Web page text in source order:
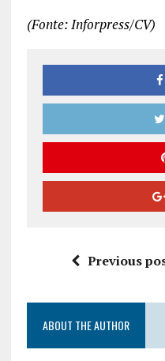
(Fonte: Inforpress/CV)
Previous
ABOUT THE AUTHOR